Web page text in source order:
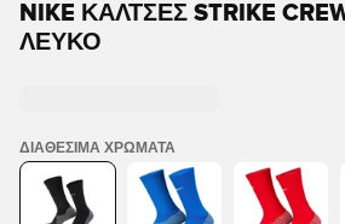
NIKE ΚΆΛΤΣΕΣ STRIKE
ΛΕΥΚΌ
ΔΙΑΘΈΣΙΜΑ ΧΡΏΜΑΤΑ